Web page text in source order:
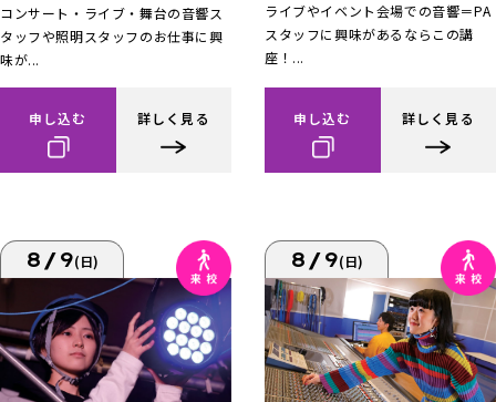
コンサート・ライブ・舞台の音響ス
タッフや照明スタッフのお仕事に興
味が...
申し込む 詳しく見る
ライブやイベント会場での音響＝PA
スタッフに興味があるならこの講
座！...
申し込む 詳しく見る
8/9(日) 8/9(日)